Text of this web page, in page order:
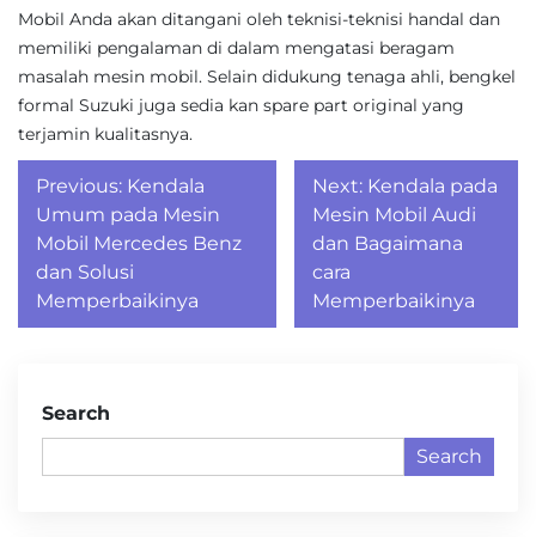
Mobil Anda akan ditangani oleh teknisi-teknisi handal dan
memiliki pengalaman di dalam mengatasi beragam
masalah mesin mobil. Selain didukung tenaga ahli, bengkel
formal Suzuki juga sedia kan spare part original yang
terjamin kualitasnya.
Post
navigation
Previous: Kendala
Umum pada Mesin
Mobil Mercedes Benz
dan Solusi
Memperbaikinya
Next: Kendala pada
Mesin Mobil Audi
dan Bagaimana
cara
Memperbaikinya
Search
Search